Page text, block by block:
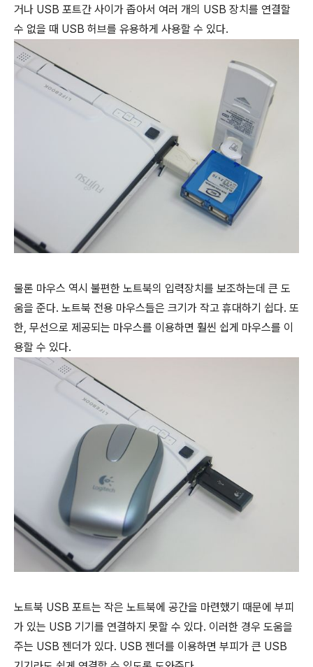
거나 USB 포트간 사이가 좁아서 여러 개의 USB 장치를 연결할
수 없을 때 USB 허브를 유용하게 사용할 수 있다.
물론 마우스 역시 불편한 노트북의 입력장치를 보조하는데 큰 도
움을 준다. 노트북 전용 마우스들은 크기가 작고 휴대하기 쉽다. 또
한, 무선으로 제공되는 마우스를 이용하면 훨씬 쉽게 마우스를 이
용할 수 있다.
노트북 USB 포트는 작은 노트북에 공간을 마련했기 때문에 부피
가 있는 USB 기기를 연결하지 못할 수 있다. 이러한 경우 도움을
주는 USB 젠더가 있다. USB 젠더를 이용하면 부피가 큰 USB